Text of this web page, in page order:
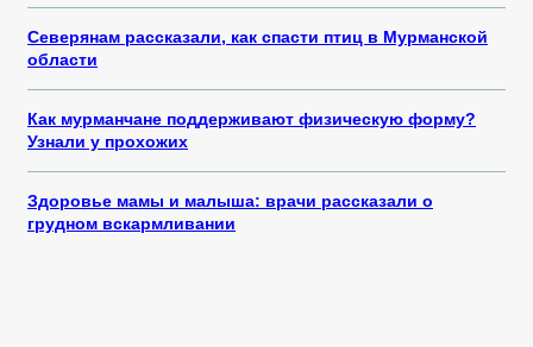
Северянам рассказали, как спасти птиц в Мурманской
области
Как мурманчане поддерживают физическую форму?
Узнали у прохожих
Здоровье мамы и малыша: врачи рассказали о
грудном вскармливании